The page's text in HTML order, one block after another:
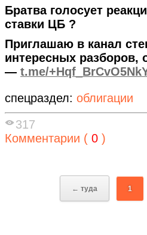
Братва голосует
ставки ЦБ ?
Приглашаю в канал
интересных разборов,
— t.me/
спецраздел: облигации
317
Комментарии ( 0 )
← туда 1